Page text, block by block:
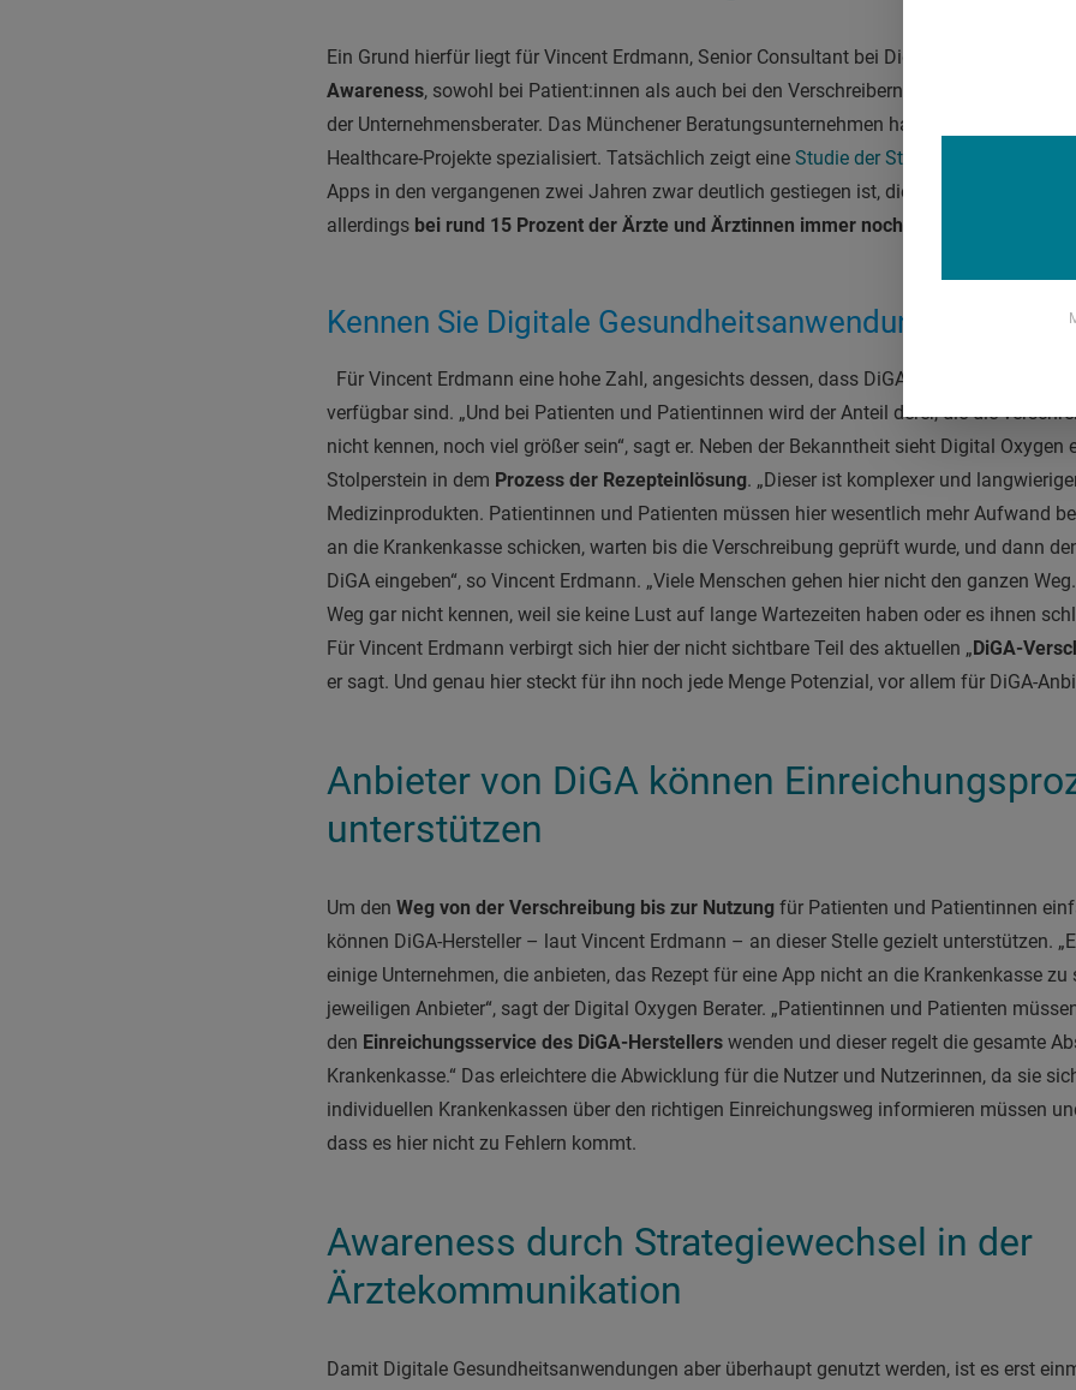
Ein Grund hierfür liegt für Vincent Erdmann, Senior Consultant bei Digital Oxygen, in der
Awareness, sowohl bei Patient:innen als auch bei den Verschreibern. „DiGA sind noch zu
der Unternehmensberater. Das Münchener Beratungsunternehmen hat sich auf die
Healthcare-Projekte spezialisiert. Tatsächlich zeigt eine Studie der Stiftung Gesundheit
,
Apps in den vergangenen zwei Jahren zwar deutlich gestiegen ist, die Digitalen
allerdings bei rund 15 Prozent der Ärzte und Ärztinnen immer noch nicht bekannt sind
Kennen Sie Digitale Gesundheitsanwendungen
Für Vincent Erdmann eine hohe Zahl, angesichts dessen, dass DiGA bereits seit einigen
verfügbar sind. „Und bei Patienten und Patientinnen wird der Anteil derer, die die
nicht kennen, noch viel größer sein“, sagt er. Neben der Bekanntheit sieht Digital Oxygen
Stolperstein in dem Prozess der Rezepteinlösung. „Dieser ist komplexer und
Medizinprodukten. Patientinnen und Patienten müssen hier wesentlich mehr Aufwand
an die Krankenkasse schicken, warten bis die Verschreibung geprüft wurde, und dann
DiGA eingeben“, so Vincent Erdmann. „Viele Menschen gehen hier nicht den ganzen
Weg gar nicht kennen, weil sie keine Lust auf lange Wartezeiten haben oder es ihnen
Für Vincent Erdmann verbirgt sich hier der nicht sichtbare Teil des aktuellen „DiGA-
er sagt. Und genau hier steckt für ihn noch jede Menge Potenzial, vor allem für DiGA-
Anbieter von DiGA können
unterstützen
Um den Weg von der Verschreibung bis zur Nutzung für Patienten und Patientinnen
können DiGA-Hersteller – laut Vincent Erdmann – an dieser Stelle gezielt unterstützen.
einige Unternehmen, die anbieten, das Rezept für eine App nicht an die Krankenkasse zu
jeweiligen Anbieter“, sagt der Digital Oxygen Berater. „Patientinnen und Patienten
den Einreichungsservice des DiGA-Herstellers wenden und dieser regelt die gesamte
Krankenkasse.“ Das erleichtere die Abwicklung für die Nutzer und Nutzerinnen, da sie
individuellen Krankenkassen über den richtigen Einreichungsweg informieren müssen
dass es hier nicht zu Fehlern kommt.
Awareness durch Strategiewechsel in der
Ärztekommunikation
Damit Digitale Gesundheitsanwendungen aber überhaupt genutzt werden, ist es erst